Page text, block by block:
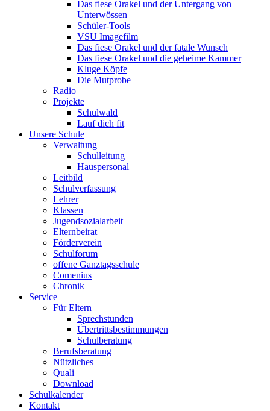
Das fiese Orakel und der Untergang von
Unterwössen
Schüler-Tools
VSU Imagefilm
Das fiese Orakel und der fatale Wunsch
Das fiese Orakel und die geheime Kammer
Kluge Köpfe
Die Mutprobe
Radio
Projekte
Schulwald
Lauf dich fit
Unsere Schule
Verwaltung
Schulleitung
Hauspersonal
Leitbild
Schulverfassung
Lehrer
Klassen
Jugendsozialarbeit
Elternbeirat
Förderverein
Schulforum
offene Ganztagsschule
Comenius
Chronik
Service
Für Eltern
Sprechstunden
Übertrittsbestimmungen
Schulberatung
Berufsberatung
Nützliches
Quali
Download
Schulkalender
Kontakt